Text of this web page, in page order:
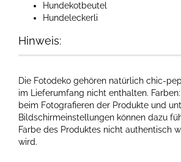
Hundekotbeutel
Hundeleckerli
Hinweis:
Die Fotodeko gehören natürlich chic-
im Lieferumfang nicht enthalten.
beim Fotografieren der Produkte und
Bildschirmeinstellungen können dazu
Farbe des Produktes nicht authentisch
wird.​